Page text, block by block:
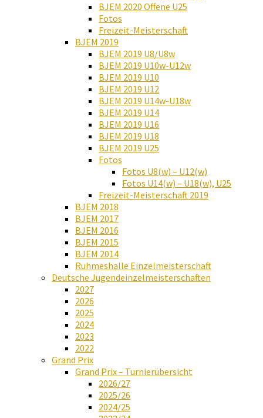
BJEM 2020 Offene U25
Fotos
Freizeit-Meisterschaft
BJEM 2019
BJEM 2019 U8/U8w
BJEM 2019 U10w-U12w
BJEM 2019 U10
BJEM 2019 U12
BJEM 2019 U14w-U18w
BJEM 2019 U14
BJEM 2019 U16
BJEM 2019 U18
BJEM 2019 U25
Fotos
Fotos U8(w) – U12(w)
Fotos U14(w) – U18(w), U25
Freizeit-Meisterschaft 2019
BJEM 2018
BJEM 2017
BJEM 2016
BJEM 2015
BJEM 2014
Ruhmeshalle Einzelmeisterschaft
Deutsche Jugendeinzelmeisterschaften
2027
2026
2025
2024
2023
2022
Grand Prix
Grand Prix – Turnierübersicht
2026/27
2025/26
2024/25